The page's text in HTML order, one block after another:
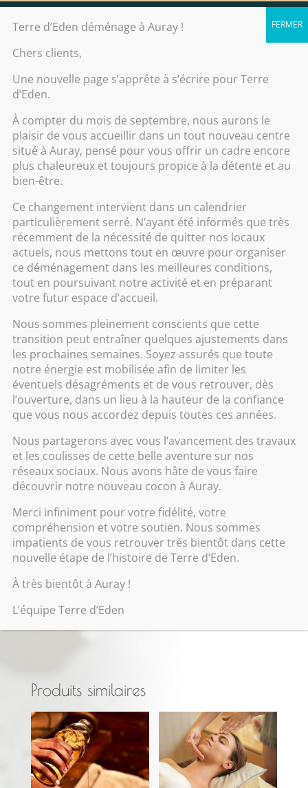
Contact
Abonnement 6 séances
Abonnement 6 séances
449.00€
Nos offres d’abonnement concernent l’ensemble de
nos sessions d’ 1 heure dans les différentes
catégories de massage (relaxant, tonique et
spécifique).
Acheter pour offrir
quantité
de
Abonnement
6
séances
Informations complémentaires
Produits similaires
Terre d’Eden déménage à Auray !
Chers clients,
Une nouvelle page s’apprête à s’écrire pour Terre
d’Eden.
À compter du mois de septembre, nous aurons le
plaisir de vous accueillir dans un tout nouveau centre
situé à Auray, pensé pour vous offrir un cadre encore
plus chaleureux et toujours propice à la détente et au
bien-être.
Ce changement intervient dans un calendrier
particulièrement serré. N’ayant été informés que très
récemment de la nécessité de quitter nos locaux
actuels, nous mettons tout en œuvre pour organiser
ce déménagement dans les meilleures conditions,
tout en poursuivant notre activité et en préparant
votre futur espace d’accueil.
Nous sommes pleinement conscients que cette
transition peut entraîner quelques ajustements dans
les prochaines semaines. Soyez assurés que toute
notre énergie est mobilisée afin de limiter les
éventuels désagréments et de vous retrouver, dès
l’ouverture, dans un lieu à la hauteur de la confiance
que vous nous accordez depuis toutes ces années.
Nous partagerons avec vous l’avancement des travaux
et les coulisses de cette belle aventure sur nos
réseaux sociaux. Nous avons hâte de vous faire
découvrir notre nouveau cocon à Auray.
Merci infiniment pour votre fidélité, votre
compréhension et votre soutien. Nous sommes
impatients de vous retrouver très bientôt dans cette
nouvelle étape de l’histoire de Terre d’Eden.
À très bientôt à Auray !
L’équipe Terre d’Eden